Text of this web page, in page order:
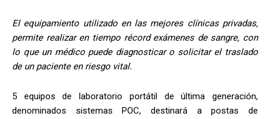
El equipamiento utilizado en las mejores clínicas privadas,
permite realizar en tiempo récord exámenes de sangre, con
lo que un médico puede diagnosticar o solicitar el traslado
de un paciente en riesgo vital.
5 equipos de laboratorio portátil de última generación,
denominados sistemas POC, destinará a postas de